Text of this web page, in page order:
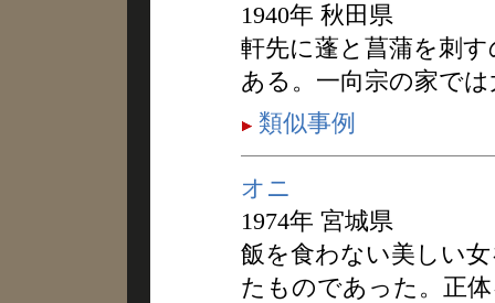
1940年 秋田県
軒先に蓬と菖蒲を刺
ある。一向宗の家で
類似事例
オニ
1974年 宮城県
飯を食わない美しい
たものであった。正